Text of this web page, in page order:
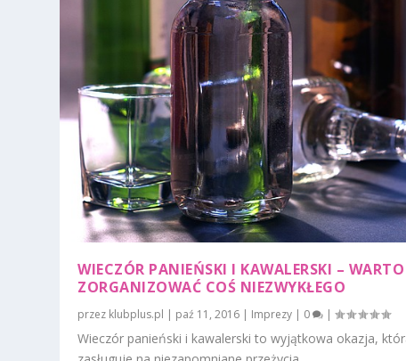
WIECZÓR PANIEŃSKI I KAWALERSKI – WARTO
ZORGANIZOWAĆ COŚ NIEZWYKŁEGO
przez klubplus.pl | paź 11, 2016 | Imprezy | 0 |
Wieczór panieński i kawalerski to wyjątkowa okazja,